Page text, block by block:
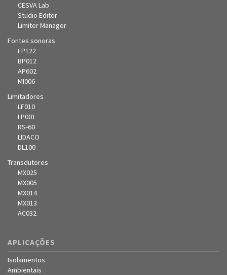
CESVA Lab
Studio Editor
Limiter Manager
Fontes sonoras
FP122
BP012
AP602
MI006
Limitadores
LF010
LP001
RS-60
LIDACO
DL100
Transdutores
MX025
MX005
MX014
MX013
AC032
APLICAÇÕES
Isolamentos
Ambientais